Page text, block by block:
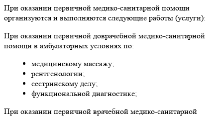
При оказании первичной медико-санитарной помощи
организуются и выполняются следующие работы (услуги):
При оказании первичной доврачебной медико-санитарной
помощи в амбулаторных условиях по:
медицинскому массажу;
рентгенологии;
сестринскому делу;
функциональной диагностике;
При оказании первичной врачебной медико-санитарной